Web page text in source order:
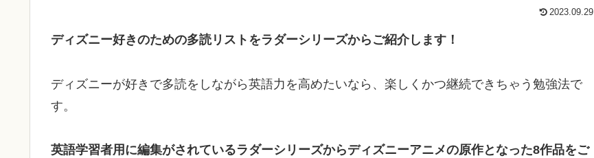
2023.09.29
ディズニー好きのための多読リストをラダーシリーズからご紹介します！
ディズニーが好きで多読をしながら英語力を高めたいなら、楽しくかつ継続できちゃう勉強法で
す。
英語学習者用に編集がされているラダーシリーズからディズニーアニメの原作となった8作品をご